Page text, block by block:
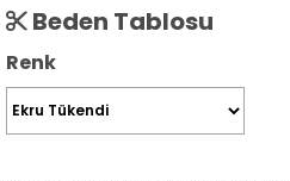
Beden Tablosu
Renk